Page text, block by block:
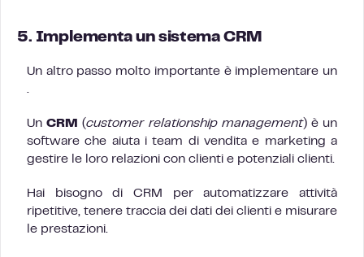
5. Implementa un sistema CRM
Un altro passo molto importante è implementare un
.
UnCRM (customer relationship management) è un
software che aiuta i team di vendita e marketing a
gestire le loro relazioni con clienti e potenziali clienti.
Hai bisogno di CRM per automatizzare attività
ripetitive, tenere traccia dei dati dei clienti e misurare
le prestazioni.